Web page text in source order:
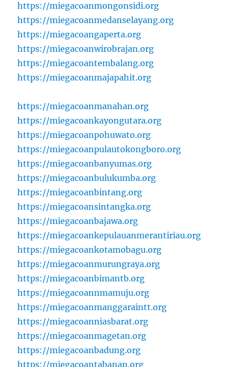
https://miegacoanmongonsidi.org
https://miegacoanmedanselayang.org
https://miegacoangaperta.org
https://miegacoanwirobrajan.org
https://miegacoantembalang.org
https://miegacoanmajapahit.org
https://miegacoanmanahan.org
https://miegacoankayongutara.org
https://miegacoanpohuwato.org
https://miegacoanpulautokongboro.org
https://miegacoanbanyumas.org
https://miegacoanbulukumba.org
https://miegacoanbintang.org
https://miegacoansintangka.org
https://miegacoanbajawa.org
https://miegacoankepulauanmerantiriau.org
https://miegacoankotamobagu.org
https://miegacoanmurungraya.org
https://miegacoanbimantb.org
https://miegacoannmamuju.org
https://miegacoanmanggaraintt.org
https://miegacoanniasbarat.org
https://miegacoanmagetan.org
https://miegacoanbadung.org
https://miegacoantabanan.org